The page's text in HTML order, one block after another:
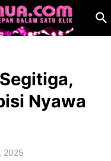
Nyawa
2025